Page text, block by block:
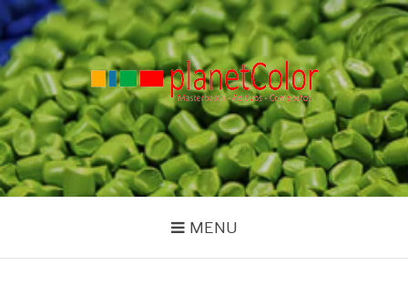
Pular
para
o
conteúdo
PLANET COLOR
Blog
MENU